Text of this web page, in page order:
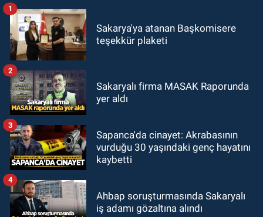
Sakarya'ya atanan Başkomisere
teşekkür plaketi
1
Sakaryalı firma MASAK Raporunda
yer aldı
2
Sapanca'da cinayet: Akrabasının
vurduğu 30 yaşındaki genç hayatını
kaybetti
3
Ahbap soruşturmasında Sakaryalı
iş adamı gözaltına alındı
4